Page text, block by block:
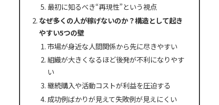
最初に知るべき“再現性”という視点
なぜ多くの人が稼げないのか？構造として起き
やすい5つの壁
市場が身近な人間関係から先に尽きやすい
組織が大きくなるほど後発が不利になりやす
い
継続購入や活動コストが利益を圧迫する
成功例ばかりが見えて失敗例が見えにくい